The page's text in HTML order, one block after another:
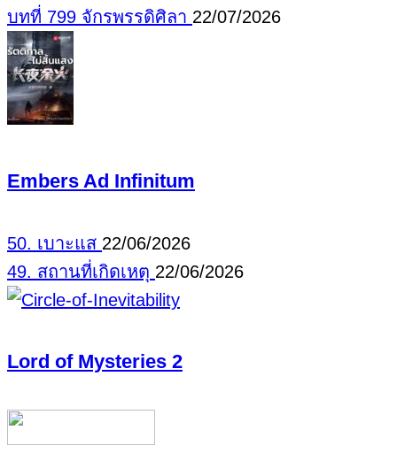
บทที่ 799 จักรพรรดิศิลา 22/07/2026
Embers Ad Infinitum
50. เบาะแส 22/06/2026
49. สถานที่เกิดเหตุ 22/06/2026
Lord of Mysteries 2